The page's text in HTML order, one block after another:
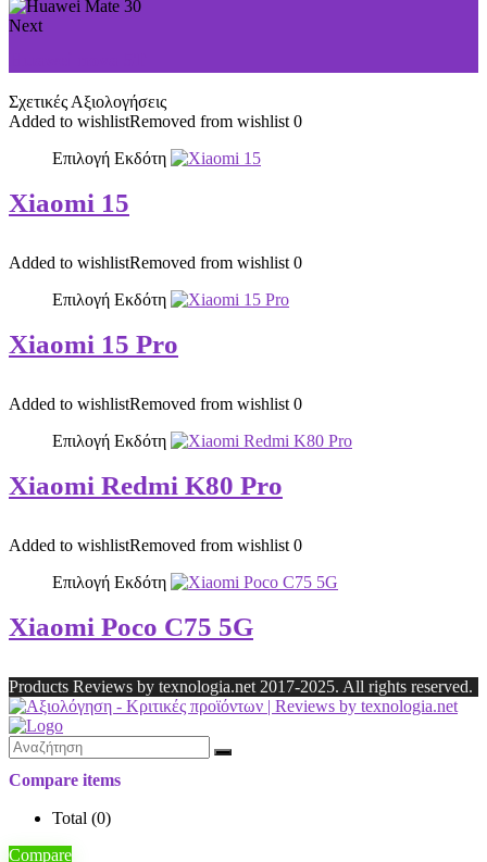
Next
Σχετικές Αξιολογήσεις
Added to wishlistRemoved from wishlist 0
Επιλογή Εκδότη
Xiaomi 15
Added to wishlistRemoved from wishlist 0
Επιλογή Εκδότη
Xiaomi 15 Pro
Added to wishlistRemoved from wishlist 0
Επιλογή Εκδότη
Xiaomi Redmi K80 Pro
Added to wishlistRemoved from wishlist 0
Επιλογή Εκδότη
Xiaomi Poco C75 5G
Products Reviews by texnologia.net 2017-2025. All rights reserved.
Compare items
Total (0)
Compare